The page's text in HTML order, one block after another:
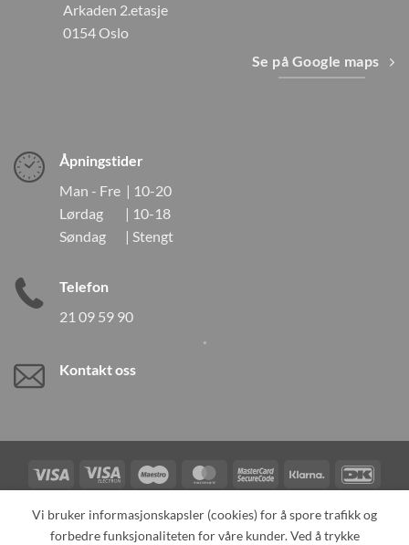
Arkaden 2.etasje
0154 Oslo
Se på Google maps
Åpningstider
Man - Fre | 10-20
Lørdag | 10-18
Søndag | Stengt
Telefon
21 09 59 90
Kontakt oss
Visa
Visa
Electron
Maestro MasterCardMasterCard
2
Klarna
Card
TILBAKEKALLINGER KONTAKT OSS OM OSS
Vi bruker informasjonskapsler (cookies) for å spore trafikk og
forbedre funksjonaliteten for våre kunder. Ved å trykke